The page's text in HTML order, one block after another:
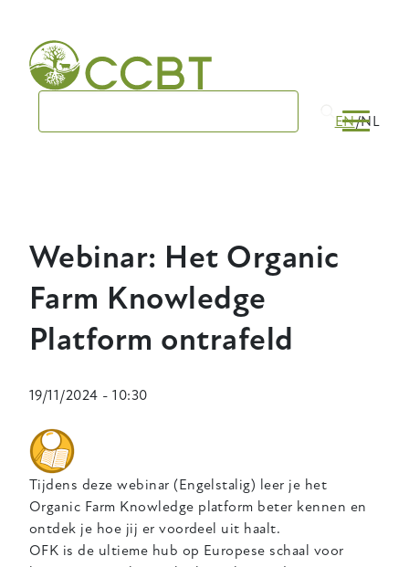
main
navigation
EN NL
Webinar: Het Organic
Farm Knowledge
Platform ontrafeld
19/11/2024 - 10:30
Tijdens deze webinar (Engelstalig) leer je het
Organic Farm Knowledge platform beter kennen en
ontdek je hoe jij er voordeel uit haalt.
OFK is de ultieme hub op Europese schaal voor